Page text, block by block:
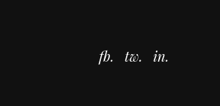
fb. tw. in.